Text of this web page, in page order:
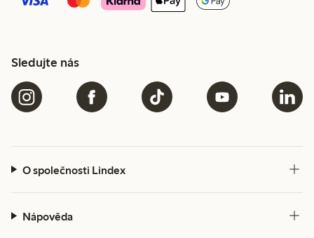
Sledujte nás
O společnosti Lindex
Nápověda